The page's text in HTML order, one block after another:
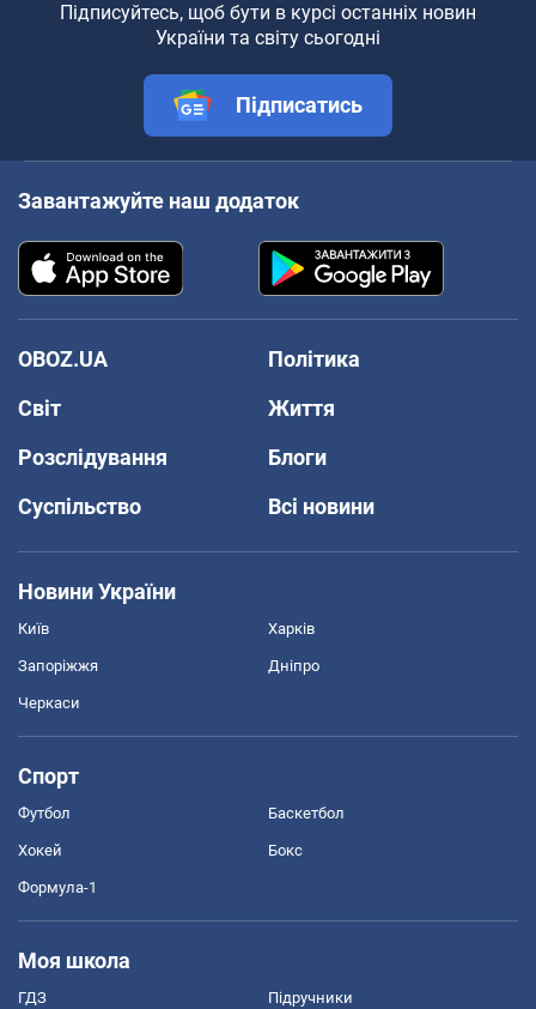
Підписуйтесь, щоб бути в курсі останніх новин
України та світу сьогодні
Підписатись
Завантажуйте наш додаток
OBOZ.UA
Політика
Світ
Життя
Розслідування
Блоги
Суспільство
Всі новини
Новини України
Київ Харків
Запоріжжя Дніпро
Черкаси
Спорт
Футбол Баскетбол
Хокей Бокс
Формула-1
Моя школа
ГДЗ Підручники